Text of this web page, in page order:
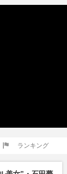
ランキング